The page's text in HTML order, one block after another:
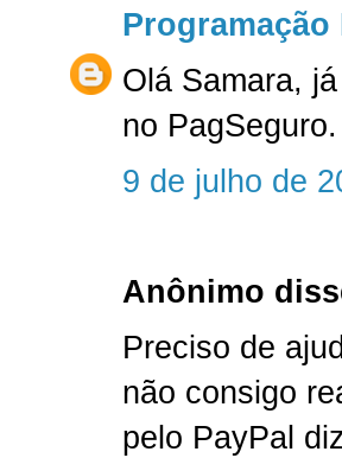
Olá Samara,
no PagSeguro.
9 de julho de
Anônimo
Preciso de
não consigo
pelo PayPal